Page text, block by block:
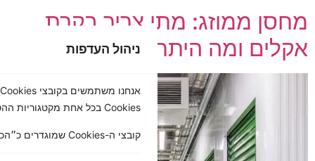
ניהול העדפות
Cookies בכל אחת מקטגוריות ההסכמה המפורטות בהמשך.
קובצי ה-Cookies שמוגדרים כ״הכרחיים״ נשמרים בדפדפן שלך, משום שהם חיוניים להפעלה הבסיסית של האתר....
מחסן ממוזג: מתי צריך בקרת
אקלים ומה היתרון לתכולה